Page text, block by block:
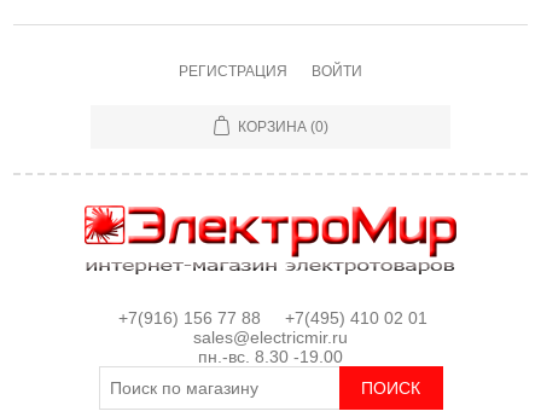
РЕГИСТРАЦИЯ ВОЙТИ
КОРЗИНА (0)
+7(916) 156 77 88 +7(495) 410 02 01
sales@electricmir.ru
пн.-вс. 8.30 -19.00